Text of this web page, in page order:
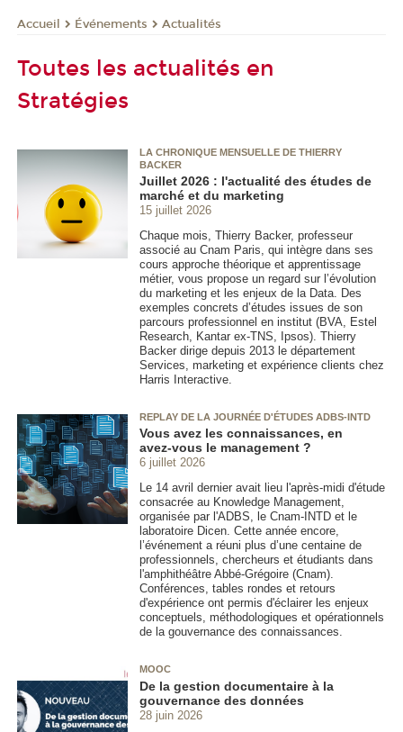
Accueil Événements Actualités
Toutes les actualités en
Stratégies
LA CHRONIQUE MENSUELLE DE THIERRY
BACKER
Juillet 2026 : l'actualité des études de
marché et du marketing
15 juillet 2026
Chaque mois, Thierry Backer, professeur
associé au Cnam Paris, qui intègre dans ses
cours approche théorique et apprentissage
métier, vous propose un regard sur l’évolution
du marketing et les enjeux de la Data. Des
exemples concrets d’études issues de son
parcours professionnel en institut (BVA, Estel
Research, Kantar ex-TNS, Ipsos). Thierry
Backer dirige depuis 2013 le département
Services, marketing et expérience clients chez
Harris Interactive.
REPLAY DE LA JOURNÉE D'ÉTUDES ADBS-INTD
Vous avez les connaissances, en
avez‑vous le management ?
6 juillet 2026
Le 14 avril dernier avait lieu l'après-midi d'étude
consacrée au Knowledge Management,
organisée par l'ADBS, le Cnam-INTD et le
laboratoire Dicen. Cette année encore,
l’événement a réuni plus d’une centaine de
professionnels, chercheurs et étudiants dans
l'amphithéâtre Abbé-Grégoire (Cnam).
Conférences, tables rondes et retours
d'expérience ont permis d'éclairer les enjeux
conceptuels, méthodologiques et opérationnels
de la gouvernance des connaissances.
MOOC
De la gestion documentaire à la
gouvernance des données
28 juin 2026